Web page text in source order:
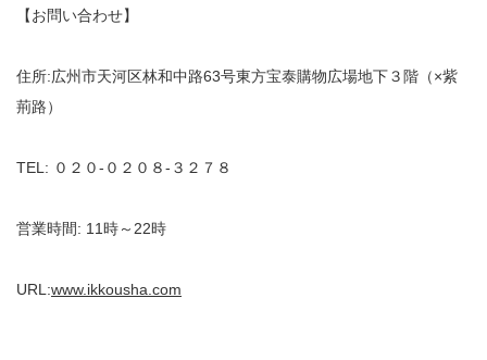
【お問い合わせ】
住所:広州市天河区林和中路63号東方宝泰購物広場地下３階（×紫
荊路）
TEL: ０２０‐０２０８‐３２７８
営業時間: 11時～22時
URL:www.ikkousha.com